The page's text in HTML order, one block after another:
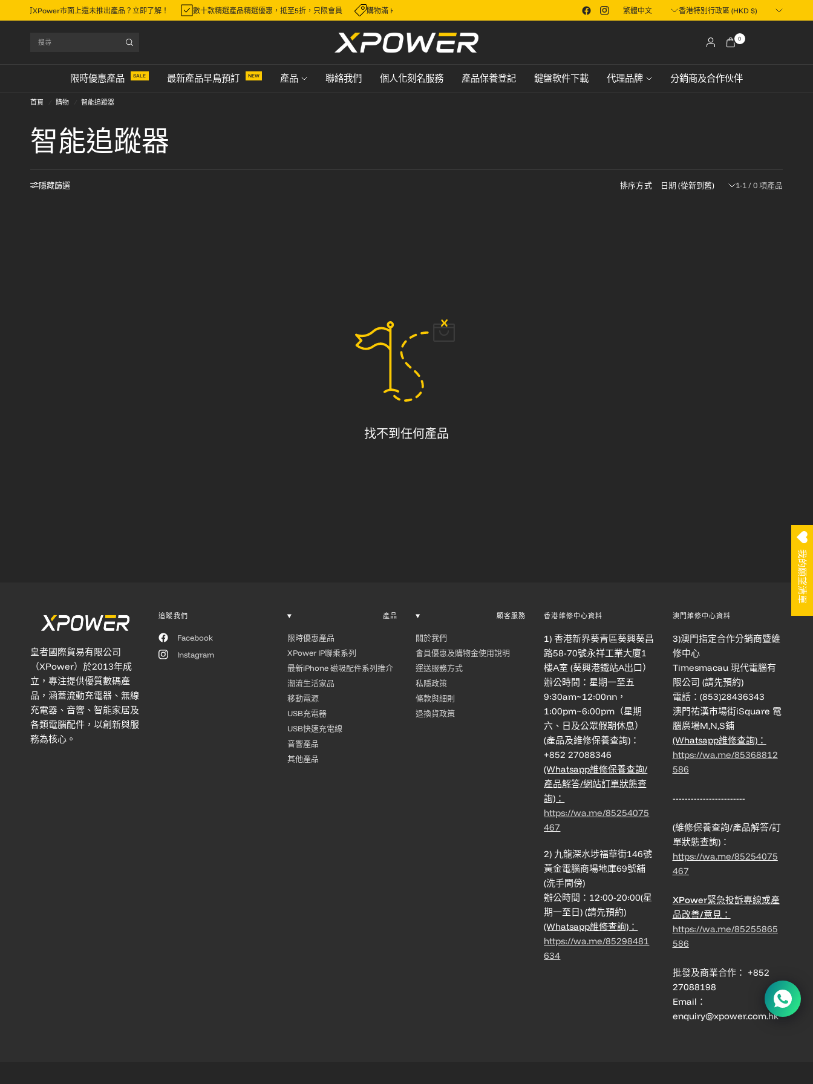
早鳥預訂XPower市面上還未推出產品？立即了解！ 數十款精選產品精選優惠，抵至5折，只限會員 購物滿 HK$600，即可免費順豐送貨，派送至香港或澳門地區 想搶先一步早鳥預訂XPower市面上還未推出產品？立即了解！
Translation
missing:
TW.localization.update_country
Translation
missing:
TW.localization.update_country
0
限時優惠產品 SALE 最新產品早鳥預訂 NEW 產品 聯絡我們 個人化刻名服務 產品保養登記 鍵盤軟件下載 代理品牌 分銷商及合作伙伴
首頁 購物 智能追蹤器
智能追蹤器
隱藏篩選 排序方式 1-1 / 0 項產品
找不到任何產品
皇者國際貿易有限公司
（XPower）於2013年成
立，專注提供優質數碼產
品，涵蓋流動充電器、無線
充電器、音響、智能家居及
各類電腦配件，以創新與服
務為核心。
追蹤我們
Facebook
Instagram
產品
限時優惠產品
XPower IP聯乘系列
最新iPhone 磁吸配件系列推介
潮流生活家品
移動電源
USB充電器
USB快速充電線
音響產品
其他產品
顧客服務
關於我們
會員優惠及購物金使用說明
運送服務方式
私隱政策
條款與細則
退換貨政策
香港維修中心資料
1) 香港新界葵青區葵興葵昌
路58-70號永祥工業大廈1
樓A室 (葵興港鐵站A出口）
辦公時間：星期一至五
9:30am~12:00nn，
1:00pm~6:00pm（星期
六、日及公眾假期休息）
(產品及維修保養查詢)：
+852 27088346
(Whatsapp維修保養查詢/
產品解答/網站訂單狀態查
詢)：
https://wa.me/85254075
467
2) 九龍深水埗福華街146號
黃金電腦商場地庫69號舖
(洗手間傍)
辦公時間：12:00-20:00(星
期一至日) (請先預約)
(Whatsapp維修查詢)：
https://wa.me/85298481
634
澳門維修中心資料
3)澳門指定合作分銷商暨維
修中心
Timesmacau 現代電腦有
限公司 (請先預約)
電話：(853)28436343
澳門祐漢市場街iSquare 電
腦廣場M,N,S鋪
(Whatsapp維修查詢)：
https://wa.me/85368812
586
------------------------
(維修保養查詢/產品解答/訂
單狀態查詢)：
https://wa.me/85254075
467
XPower緊急投訴專線或產
品改善/意見：
https://wa.me/85255865
586
批發及商業合作： +852
27088198
Email：
enquiry@xpower.com.hk
我的願望清單